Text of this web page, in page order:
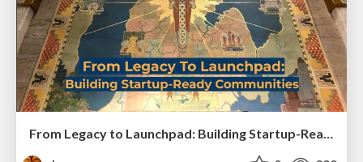
From Legacy to Launchpad: Building Startup-Ready Communities